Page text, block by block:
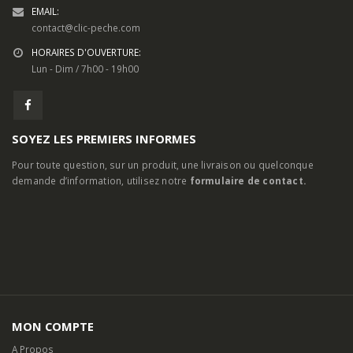
EMAIL:
contact@clic-peche.com
HORAIRES D'OUVERTURE:
Lun - Dim / 7h00 - 19h00
SOYEZ LES PREMIERS INFORMES
Pour toute question, sur un produit, une livraison ou quelconque
demande d’information, utilisez notre formulaire de contact.
MON COMPTE
A Propos